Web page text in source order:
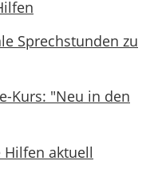
Sprechstunden zu
Kurs: "Neu in den
Hilfen aktuell